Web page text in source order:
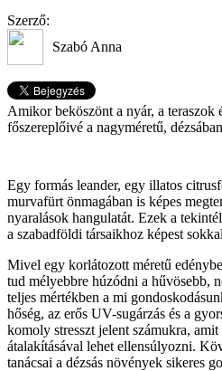
Szerző:
Szabó Anna
Amikor beköszönt a nyár, a teraszok
főszereplőivé a nagyméretű,
Egy formás leander, egy illatos
murvafürt önmagában is képes
nyaralások hangulatát. Ezek a
a szabadföldi társaikhoz képest
Mivel egy korlátozott méretű
tud mélyebbre húzódni a hűvösebb,
teljes mértékben a mi
hőség, az erős UV-sugárzás és a
komoly stresszt jelent számukra,
átalakításával lehet ellensúlyozni.
tanácsai a dézsás növények sikeres